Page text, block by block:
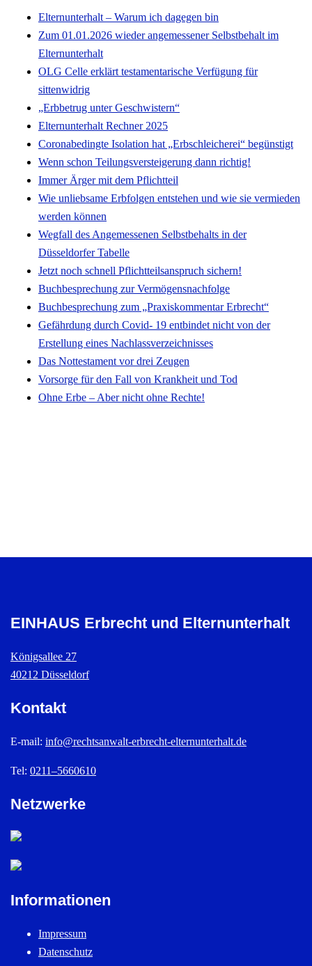
Elternunterhalt – Warum ich dagegen bin
Zum 01.01.2026 wieder angemessener Selbstbehalt im
Elternunterhalt
OLG Celle erklärt testamentarische Verfügung für
sittenwidrig
„Erbbetrug unter Geschwistern“
Elternunterhalt Rechner 2025
Coronabedingte Isolation hat „Erbschleicherei“ begünstigt
Wenn schon Teilungsversteigerung dann richtig!
Immer Ärger mit dem Pflichtteil
Wie unliebsame Erbfolgen entstehen und wie sie vermieden
werden können
Wegfall des Angemessenen Selbstbehalts in der
Düsseldorfer Tabelle
Jetzt noch schnell Pflichtteilsanspruch sichern!
Buchbesprechung zur Vermögensnachfolge
Buchbesprechung zum „Praxiskommentar Erbrecht“
Gefährdung durch Covid- 19 entbindet nicht von der
Erstellung eines Nachlassverzeichnisses
Das Nottestament vor drei Zeugen
Vorsorge für den Fall von Krankheit und Tod
Ohne Erbe – Aber nicht ohne Rechte!
EINHAUS Erbrecht und Elternunterhalt
Königsallee 27
40212 Düsseldorf
Kontakt
E-mail: info@rechtsanwalt-erbrecht-elternunterhalt.de
Tel: 0211–5660610
Netzwerke
Informationen
Impressum
Datenschutz